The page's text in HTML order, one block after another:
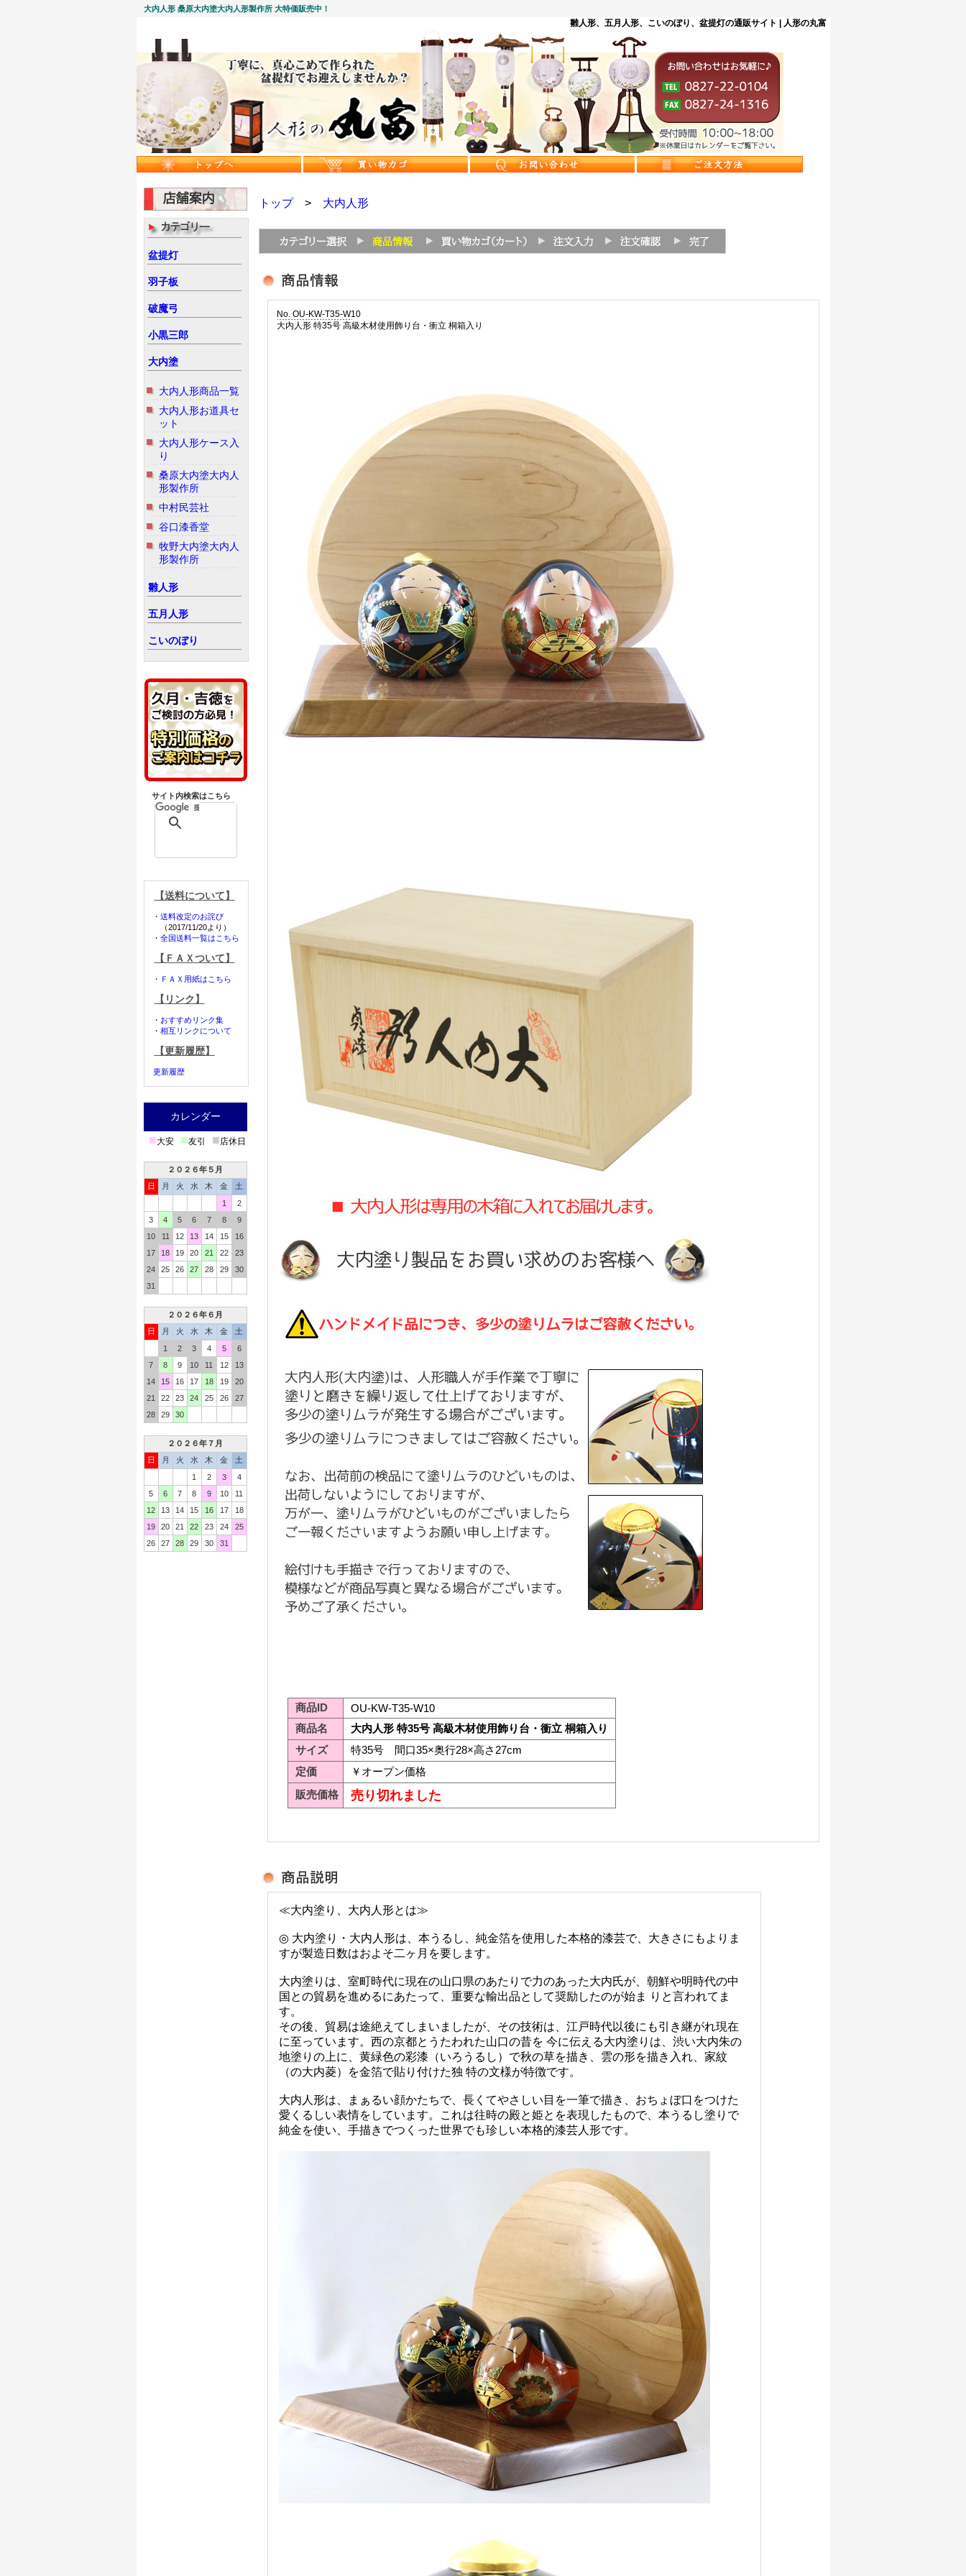
大内人形 桑原大内塗大内人形製作所 大特価販売中！
雛人形、五月人形、こいのぼり、盆提灯の通販サイト | 人形の丸富
盆提灯
羽子板
破魔弓
小黒三郎
大内塗
大内人形商品一覧
大内人形お道具セ
ット
大内人形ケース入
り
桑原大内塗大内人
形製作所
中村民芸社
谷口漆香堂
牧野大内塗大内人
形製作所
雛人形
五月人形
こいのぼり
サイト内検索はこちら
【送料について】
・ 送料改定のお詫び
（2017/11/20より）
・ 全国送料一覧はこちら
【ＦＡＸついて】
・ ＦＡＸ用紙はこちら
【リンク】
・ おすすめリンク集
・ 相互リンクについて
【更新履歴】
更新履歴
カレンダー
■大安 ■友引 ■店休日
２０２６年５月
日
月 火 水 木 金
土
1
2
3
4 5 6 7 8
9
10
11 12 13 14 15
16
17
18 19 20 21 22
23
24
25 26 27 28 29
30
31
２０２６年６月
日
月 火 水 木 金
土
1
2 3 4 5
6
7
8 9 10 11 12
13
14
15 16 17 18 19
20
21
22 23 24 25 26
27
28
29 30
２０２６年７月
日
月 火 水 木 金
土
1
2 3
4
5
6 7 8 9 10
11
12
13 14 15 16 17
18
19
20 21 22 23 24
25
26
27 28 29 30 31
トップ> 大内人形
No. OU-KW-T35-W10
大内人形 特35号 高級木材使用飾り台・衝立 桐箱入り
商品ID
OU-KW-T35-W10
商品名
大内人形 特35号 高級木材使用飾り台・衝立 桐箱入り
サイズ
特35号 間口35×奥行28×高さ27cm
定価
￥オープン価格
販売価格
売り切れました
≪大内塗り、大内人形とは≫
◎ 大内塗り・大内人形は、本うるし、純金箔を使用した本格的漆芸で、大きさにもよりま
すが製造日数はおよそ二ヶ月を要します。
大内塗りは、室町時代に現在の山口県のあたりで力のあった大内氏が、朝鮮や明時代の中
国との貿易を進めるにあたって、重要な輸出品として奨励したのが始ま りと言われてま
す。
その後、貿易は途絶えてしまいましたが、その技術は、江戸時代以後にも引き継がれ現在
に至っています。西の京都とうたわれた山口の昔を 今に伝える大内塗りは、渋い大内朱の
地塗りの上に、黄緑色の彩漆（いろうるし）で秋の草を描き、雲の形を描き入れ、家紋
（の大内菱）を金箔で貼り付けた独 特の文様が特徴です。
大内人形は、まぁるい顔かたちで、長くてやさしい目を一筆で描き、おちょぼ口をつけた
愛くるしい表情をしています。これは往時の殿と姫とを表現したもので、本うるし塗りで
純金を使い、手描きでつくった世界でも珍しい本格的漆芸人形です。